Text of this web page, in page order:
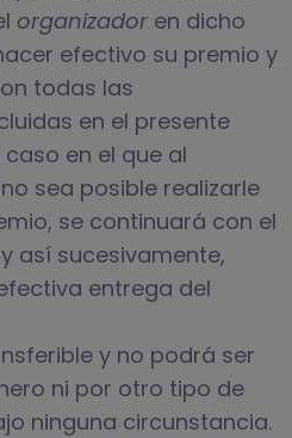
organizador en dicho
efectivo su premio y
todas las
en el presente
en el que al
sea posible realizarle
se continuará con el
así sucesivamente,
entrega del
y no podrá ser
ni por otro tipo de
ninguna circunstancia.